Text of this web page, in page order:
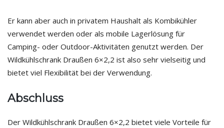
Er kann aber auch in privatem Haushalt als Kombikühler
verwendet werden oder als mobile Lagerlösung für
Camping- oder Outdoor-Aktivitäten genutzt werden. Der
Wildkühlschrank Draußen 6×2,2 ist also sehr vielseitig und
bietet viel Flexibilität bei der Verwendung.
Abschluss
Der Wildkühlschrank Draußen 6×2,2 bietet viele Vorteile für